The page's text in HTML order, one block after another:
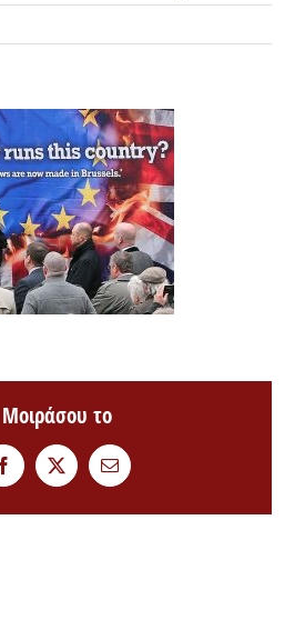
Μοιράσου το
FacebookTwitterEmail